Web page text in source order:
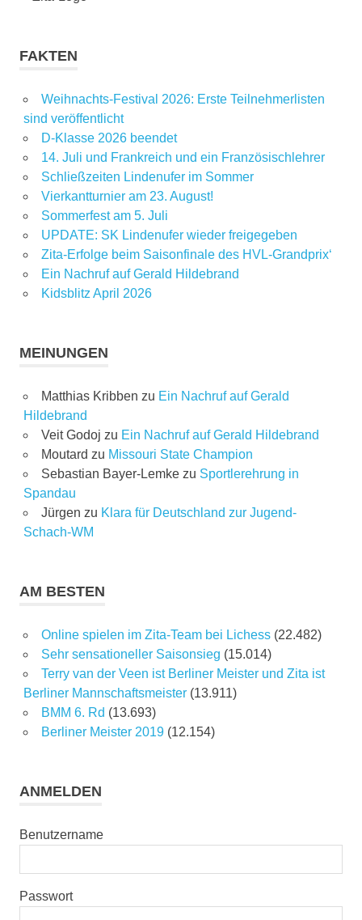
FAKTEN
Weihnachts-Festival 2026: Erste Teilnehmerlisten
sind veröffentlicht
D-Klasse 2026 beendet
14. Juli und Frankreich und ein Französischlehrer
Schließzeiten Lindenufer im Sommer
Vierkantturnier am 23. August!
Sommerfest am 5. Juli
UPDATE: SK Lindenufer wieder freigegeben
Zita-Erfolge beim Saisonfinale des HVL-Grandprix‘
Ein Nachruf auf Gerald Hildebrand
Kidsblitz April 2026
MEINUNGEN
Matthias Kribben zu Ein Nachruf auf Gerald
Hildebrand
Veit Godoj zu Ein Nachruf auf Gerald Hildebrand
Moutard zu Missouri State Champion
Sebastian Bayer-Lemkezu Sportlerehrung in
Spandau
Jürgen zu Klara für Deutschland zur Jugend-
Schach-WM
AM BESTEN
Online spielen im Zita-Team bei Lichess (22.482)
Sehr sensationeller Saisonsieg (15.014)
Terry van der Veen ist Berliner Meister und Zita ist
Berliner Mannschaftsmeister (13.911)
BMM 6. Rd (13.693)
Berliner Meister 2019 (12.154)
ANMELDEN
Benutzername
Passwort